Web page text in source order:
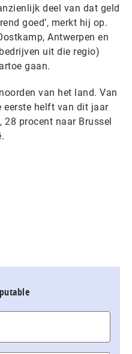
deel van dat geld
goed’, merkt hij op.
Antwerpen en
uit die regio)
gaan.
van het land. Van
eerste helft van dit jaar
28 procent naar Brussel